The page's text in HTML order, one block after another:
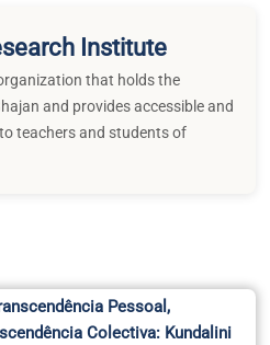
Institute
that holds the
and provides accessible and
teachers and students of
Pessoal,
Colectiva: Kundalini